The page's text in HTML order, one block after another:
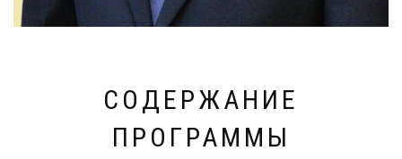
СОДЕРЖАНИЕ
ПРОГРАММЫ